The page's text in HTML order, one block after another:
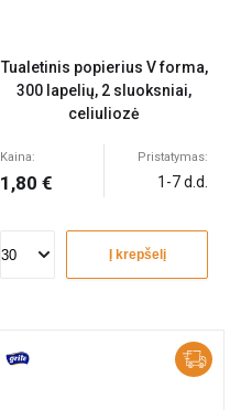
Tualetinis popierius V forma,
300 lapelių, 2 sluoksniai,
celiuliozė
Kaina:
1,80 €
Pristatymas:
1-7 d.d.
Į krepšelį